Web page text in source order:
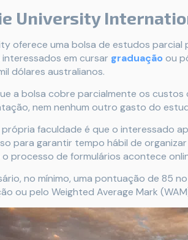
University
oferece uma bolsa de estudos
em cursar graduação ou
dólares australianos.
a bolsa cobre parcialmente os
nem nenhum outro gasto do
faculdade é que o interessado
para garantir tempo hábil de
processo de formulários acontece
no mínimo, uma pontuação de 85
ou pelo Weighted Average Mark